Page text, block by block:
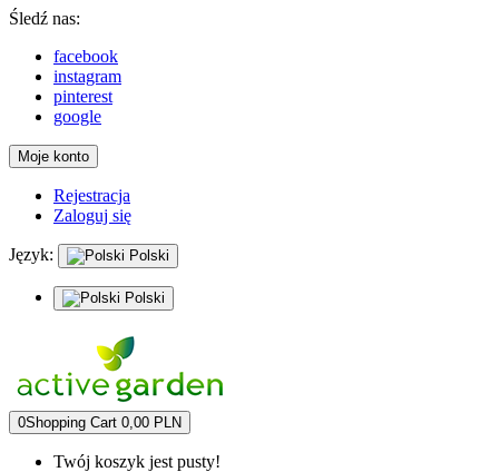
Śledź nas:
facebook
instagram
pinterest
google
Moje konto
Rejestracja
Zaloguj się
Język: Polski
Polski
0Shopping Cart 0,00 PLN
Twój koszyk jest pusty!